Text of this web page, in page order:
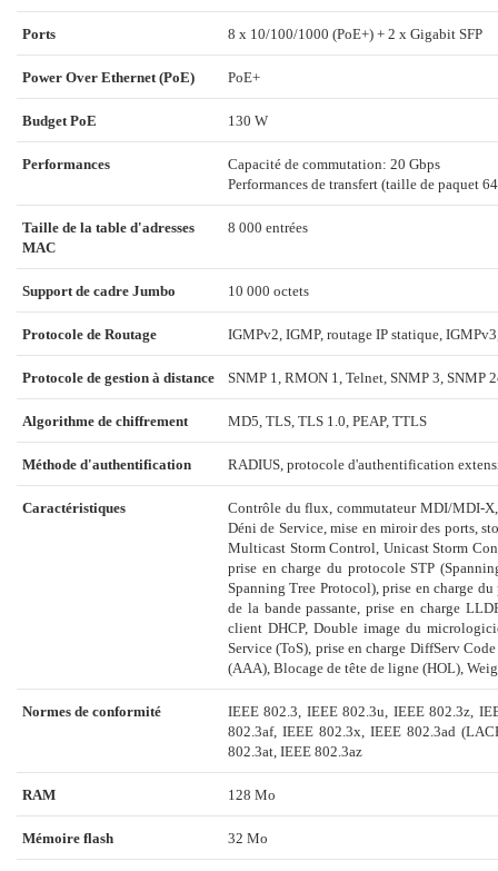
Ports 8 x 10/100/1000 (PoE+) + 2 x Gigabit SFP
Power Over Ethernet (PoE) PoE+
Budget PoE 130 W
Performances
Capacité de commutation: 20 Gbps
Performances de transfert (taille de paquet
Taille de la table d'adresses
MAC
8 000 entrées
Support de cadre Jumbo 10 000 octets
Protocole de Routage IGMPv2, IGMP, routage IP statique,
Protocole de gestion à distance SNMP 1, RMON 1, Telnet, SNMP 3, SNMP
Algorithme de chiffrement MD5, TLS, TLS 1.0, PEAP, TTLS
Méthode d'authentification RADIUS, protocole d'authentification
Caractéristiques
Contrôle du flux, commutateur MDI/MDI-X,
Déni de Service, mise en miroir des ports,
Multicast Storm Control, Unicast Storm
prise en charge du protocole STP
Spanning Tree Protocol), prise en charge
de la bande passante, prise en charge
client DHCP, Double image du
Service (ToS), prise en charge DiffServ
(AAA), Blocage de tête de ligne (HOL),
Normes de conformité
IEEE 802.3, IEEE 802.3u, IEEE 802.3z,
802.3af, IEEE 802.3x, IEEE 802.3ad
802.3at, IEEE 802.3az
RAM 128 Mo
Mémoire flash 32 Mo